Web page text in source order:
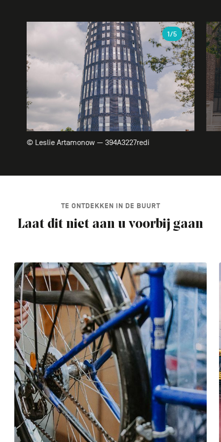
© Leslie Artamonow — 394A3227redi
1/5
TE ONTDEKKEN IN DE BUURT
Laat dit niet aan u voorbij gaan